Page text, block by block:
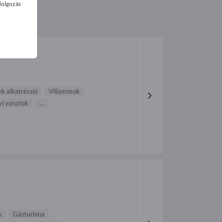
alkatrészei
Villamosok
vonatok ...
Gázturbina